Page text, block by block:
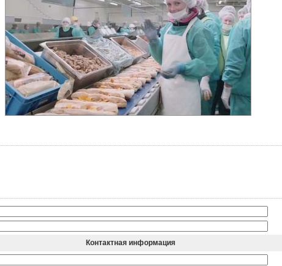
Контактная информация